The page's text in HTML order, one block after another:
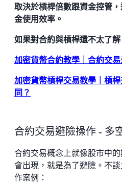
取決於槓桿倍數跟資金控管
金使用效率。
如果對合約與槓桿還不太了
加密貨幣合約教學｜合約交
加密貨幣槓桿交易教學｜槓
同？
合約交易避險操作 - 多
合約交易概念上就像股市中
會出現，就是為了避險。不
作案例：